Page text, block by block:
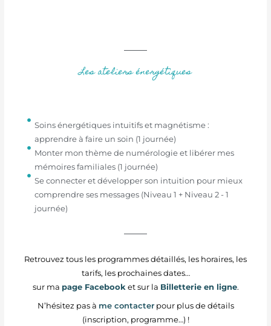
Les ateliers énergétiques
Soins énergétiques intuitifs et magnétisme :
apprendre à faire un soin (1 journée)
Monter mon thème de numérologie et libérer mes
mémoires familiales (1 journée)
Se connecter et développer son intuition pour mieux
comprendre ses messages (Niveau 1 + Niveau 2 - 1
journée)
Retrouvez tous les programmes détaillés, les horaires, les
tarifs, les prochaines dates…
sur ma page Facebook et sur la Billetterie en ligne.
N’hésitez pas à me contacterpour plus de détails
(inscription, programme…) !